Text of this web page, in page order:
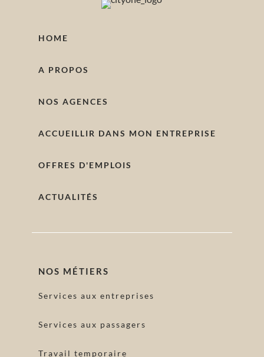
HOME
A PROPOS
NOS AGENCES
ACCUEILLIR DANS MON ENTREPRISE
OFFRES D'EMPLOIS
ACTUALITÉS
NOS MÉTIERS
Services aux entreprises
Services aux passagers
Travail temporaire